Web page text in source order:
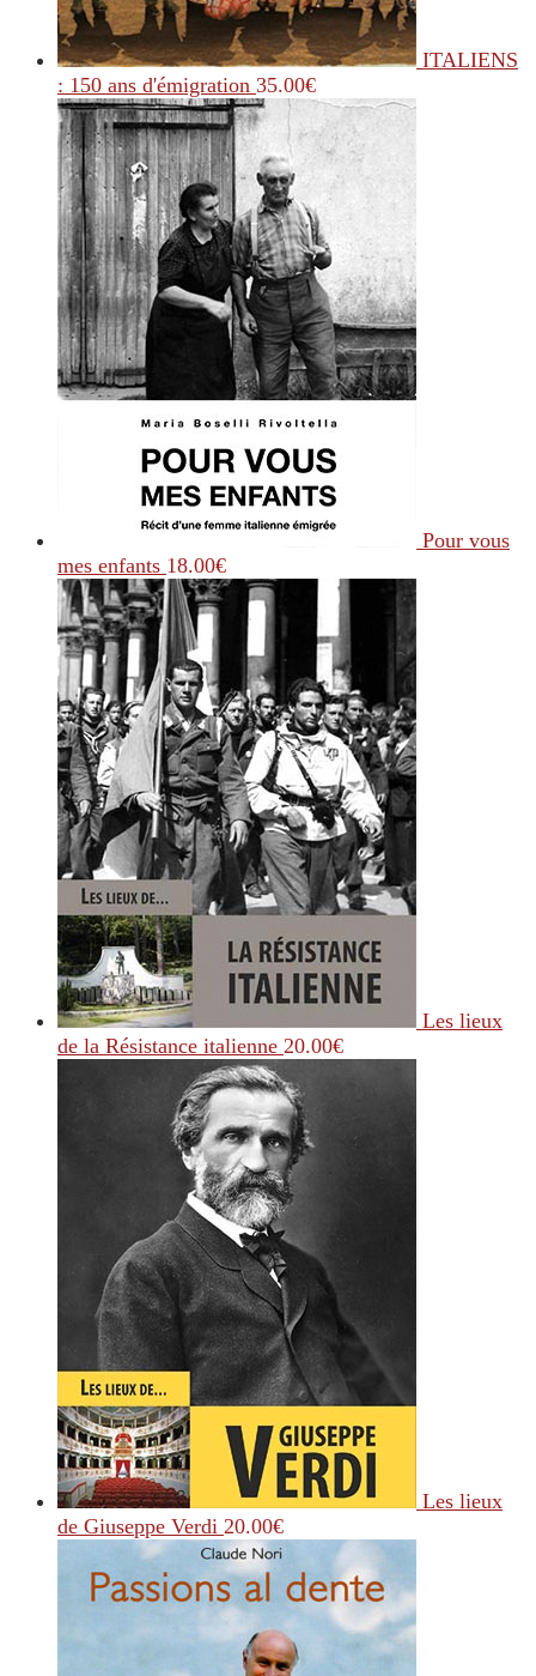
ITALIENS
: 150 ans d'émigration 35.00€
Pour vous
mes enfants 18.00€
Les lieux
de la Résistance italienne 20.00€
Les lieux
de Giuseppe Verdi 20.00€